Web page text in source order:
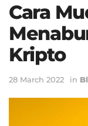
Cara
Kripto
28 March 2022 in